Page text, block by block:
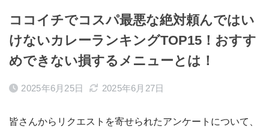
ココイチでコスパ最悪な絶対頼んではい
けないカレーランキングTOP15！おすす
めできない損するメニューとは！
2025年6月25日 2025年6月27日
皆さんからリクエストを寄せられたアンケートについて、